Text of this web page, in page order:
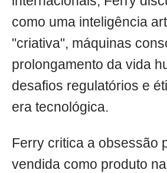
como uma inteligência
"criativa", máquinas
prolongamento da vida
desafios regulatórios e
era tecnológica.
Ferry critica a obsessão
vendida como produto